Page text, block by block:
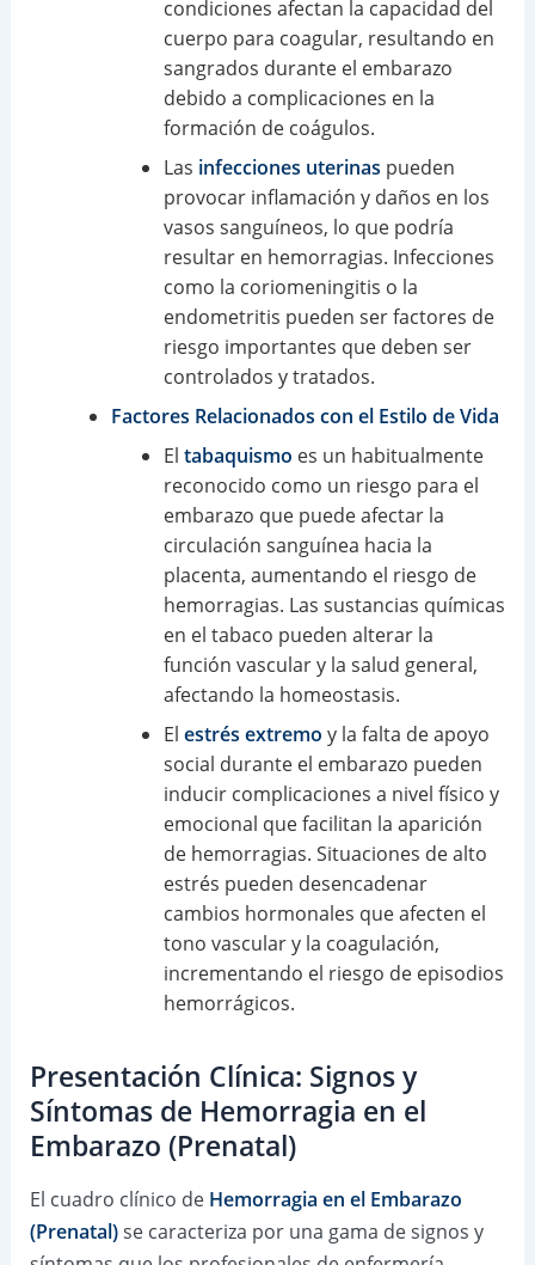
condiciones afectan la capacidad del
cuerpo para coagular, resultando en
sangrados durante el embarazo
debido a complicaciones en la
formación de coágulos.
Las infecciones uterinas pueden
provocar inflamación y daños en los
vasos sanguíneos, lo que podría
resultar en hemorragias. Infecciones
como la coriomeningitis o la
endometritis pueden ser factores de
riesgo importantes que deben ser
controlados y tratados.
Factores Relacionados con el Estilo de Vida
El tabaquismo es un habitualmente
reconocido como un riesgo para el
embarazo que puede afectar la
circulación sanguínea hacia la
placenta, aumentando el riesgo de
hemorragias. Las sustancias químicas
en el tabaco pueden alterar la
función vascular y la salud general,
afectando la homeostasis.
El estrés extremo y la falta de apoyo
social durante el embarazo pueden
inducir complicaciones a nivel físico y
emocional que facilitan la aparición
de hemorragias. Situaciones de alto
estrés pueden desencadenar
cambios hormonales que afecten el
tono vascular y la coagulación,
incrementando el riesgo de episodios
hemorrágicos.
Presentación Clínica: Signos y
Síntomas de Hemorragia en el
Embarazo (Prenatal)
El cuadro clínico de Hemorragia en el Embarazo
(Prenatal)se caracteriza por una gama de signos y